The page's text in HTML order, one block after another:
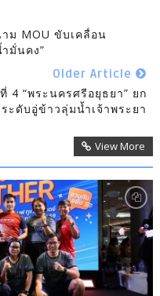
ม MOU ขับเคลื่อน
มั่นคง”
Older Article
4 “พระนครศรีอยุธยา” ยก
ระดับอู่ข้าวลุ่มน้ำเจ้าพระยา
View More